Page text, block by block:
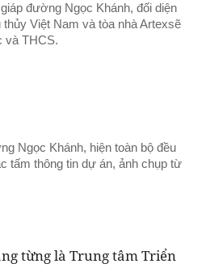
đường Ngọc Khánh, đối diện
Việt Nam và tòa nhà Artexsẽ
và THCS.
Ngọc Khánh, hiện toàn bộ đều
tấm thông tin dự án, ảnh chụp từ